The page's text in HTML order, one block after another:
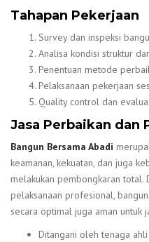
Tahapan Pekerjaan
Survey dan inspeksi
Analisa kondisi struktur
Penentuan metode
Pelaksanaan pekerjaan
Quality control dan
Jasa Perbaikan dan
Bangun Bersama Abadi
keamanan, kekuatan, dan juga
melakukan pembongkaran
pelaksanaan profesional,
secara optimal juga aman untuk
Ditangani oleh tenaga